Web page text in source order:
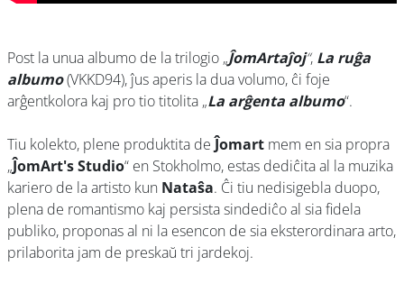
Post la unua albumo de la trilogio „ĴomArtaĵoj“, La ruĝa
albumo(VKKD94), ĵus aperis la dua volumo, ĉi foje
arĝentkolora kaj pro tio titolita „La arĝenta albumo“.
Tiu kolekto, plene produktita deĴomart mem en sia propra
„ĴomArt's Studio“ en Stokholmo, estas dediĉita al la muzika
kariero de la artisto kun Nataŝa. Ĉi tiu nedisigebla duopo,
plena de romantismo kaj persista sindediĉo al sia fidela
publiko, proponas al ni la esencon de sia eksterordinara arto,
prilaborita jam de preskaŭ tri jardekoj.